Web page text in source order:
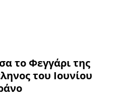
το Φεγγάρι της
του Ιουνίου